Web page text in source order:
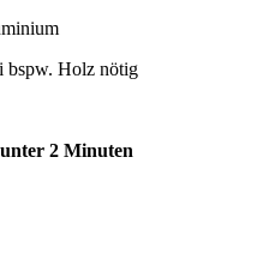
bspw. Holz nötig
2 Minuten